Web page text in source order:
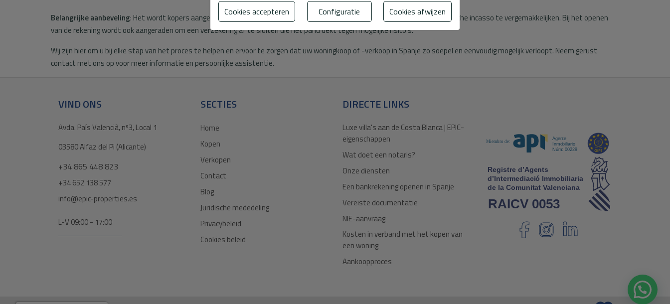
Belangrijke aanbeveling: Het wordt kopers aangeraden om een bankrekening in Spanje te openen om betalingen via automatische incasso te vergemakkelijken. Bij het openen
van de rekening wordt ook aangeraden om een verzekering af te sluiten die het pand dekt tegen mogelijke risico's.
Wij zijn hier om u bij elke stap van het proces te helpen en ervoor te zorgen dat uw woningkoop of -verkoop in Spanje zo soepel en eenvoudig mogelijk verloopt. Neem gerust
contact met ons op voor meer informatie en persoonlijke assistentie.
VIND ONS
Avda. País Valencià, nº3, Local 1
03580 Alfaz del Pi (Alicante)
+34 865 448 823
+34 652 138 577
info@epic-properties.es
L-V 09:00 - 17:00
SECTIES
Home
Kopen
Verkopen
Contact
Blog
Juridische mededeling
Privacybeleid
Cookies beleid
DIRECTE LINKS
Luxe villa's aan de Costa Blanca | EPIC-
eigenschappen
Wat doet een notaris?
Onze diensten
Een bankrekening openen in Spanje
Vereiste documentatie
NIE-aanvraag
Kosten in verband met het kopen van
een woning
Aankoopproces
Cookies accepteren Configuratie Cookies afwijzen